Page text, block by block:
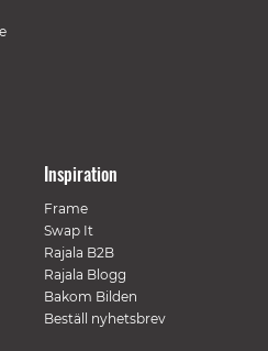
Inspiration
Frame
Swap It
Rajala B2B
Rajala Blogg
Bakom Bilden
Beställ nyhetsbrev